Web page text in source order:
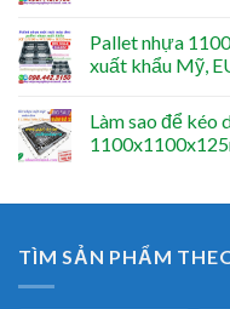
Pallet nhựa
xuất khẩu Mỹ,
Làm sao để kéo
TÌM SẢN PHẨM